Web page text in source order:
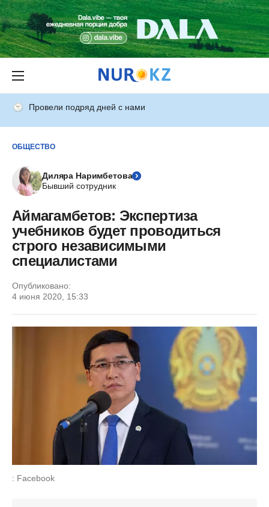
Провели подряд дней с нами
ОБЩЕСТВО
Диляра Наримбетова
Бывший сотрудник
Аймагамбетов: Экспертиза
учебников будет проводиться
строго независимыми
специалистами
Опубликовано:
4 июня 2020, 15:33
: Facebook